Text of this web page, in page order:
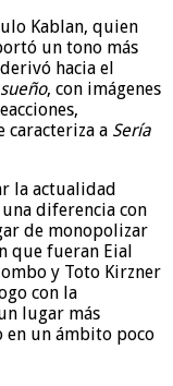
Kablan, quien
un tono más
hacia el
, con imágenes
caracteriza a Sería
la actualidad
diferencia con
de monopolizar
que fueran Eial
y Toto Kirzner
con la
lugar más
en un ámbito poco